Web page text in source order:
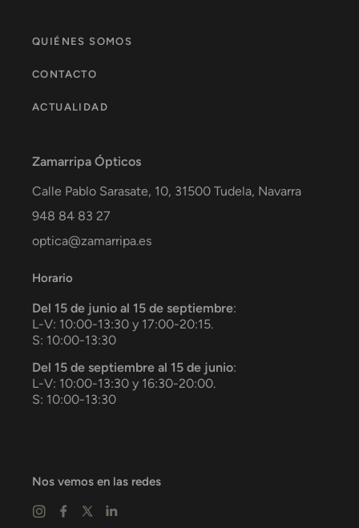
QUIÉNES SOMOS
CONTACTO
ACTUALIDAD
Zamarripa Ópticos
Calle Pablo Sarasate, 10, 31500 Tudela, Navarra
948 84 83 27
optica@zamarripa.es
Horario
Del 15 de junio al 15 de septiembre:
L-V: 10:00-13:30 y 17:00-20:15.
S: 10:00-13:30
Del 15 de septiembre al 15 de junio:
L-V: 10:00-13:30 y 16:30-20:00.
S: 10:00-13:30
Nos vemos en las redes